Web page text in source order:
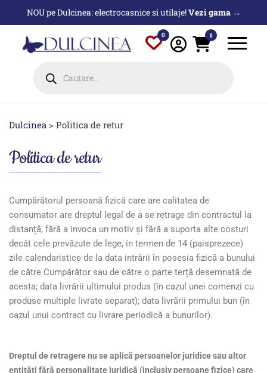
NOU pe Dulcinea: electrocasnice si utilaje!Vezi gama →
0 0
Dulcinea > Politica de retur
Politica de retur
Cumpărătorul persoană fizică care are calitatea de
consumator are dreptul legal de a se retrage din contractul la
distanță, fără a invoca un motiv și fără a suporta alte costuri
decât cele prevăzute de lege, în termen de 14 (paisprezece)
zile calendaristice de la data intrării în posesia fizică a bunului
de către Cumpărător sau de către o parte terță desemnată de
acesta; data livrării ultimului produs (în cazul unei comenzi cu
produse multiple livrate separat); data livrării primului bun (în
cazul unui contract cu livrare periodică a bunurilor).
Dreptul de retragere nu se aplică persoanelor juridice sau altor
entități fără personalitate juridică (inclusiv persoane fizice) care